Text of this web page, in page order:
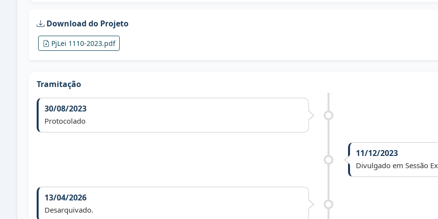
Download do Projeto
PjLei 1110-2023.pdf
Tramitação
30/08/2023
Protocolado
11/12/2023
Divulgado em Sessão
13/04/2026
Desarquivado.